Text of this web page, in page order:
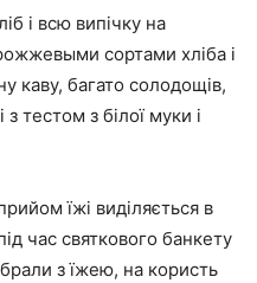
і всю випічку на
сортами хліба і
каву, багато солодощів,
тестом з білої муки і
їжі виділяється в
час святкового банкету
з їжею, на користь